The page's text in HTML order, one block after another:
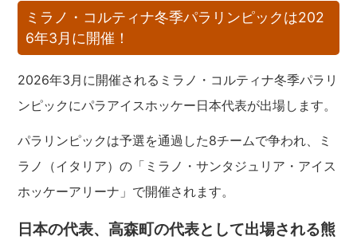
ミラノ・コルティナ冬季パラリンピックは202
6年3月に開催！
2026年3月に開催されるミラノ・コルティナ冬季パラリ
ンピックにパラアイスホッケー日本代表が出場します。
パラリンピックは予選を通過した8チームで争われ、ミ
ラノ（イタリア）の「ミラノ・サンタジュリア・アイス
ホッケーアリーナ」で開催されます。
日本の代表、高森町の代表として出場される熊